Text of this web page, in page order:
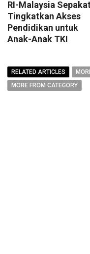
RI-Malaysia
Tingkatkan Akses
Pendidikan untuk
Anak-Anak TKI
RELATED ARTICLES
MORE FROM CATEGORY